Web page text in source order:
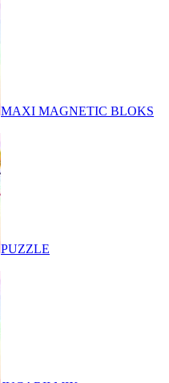
MAXI MAGNETIC BLOKS
PUZZLE